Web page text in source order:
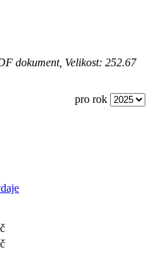
dokument, Velikost: 252.67
pro rok